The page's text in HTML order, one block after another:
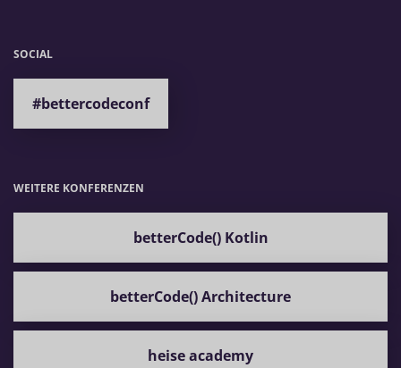
SOCIAL
#bettercodeconf
WEITERE KONFERENZEN
betterCode() Kotlin
betterCode() Architecture
heise academy